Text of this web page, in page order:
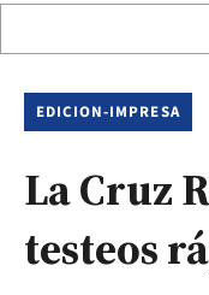
EDICION-IMPRESA
La Cruz
testeos